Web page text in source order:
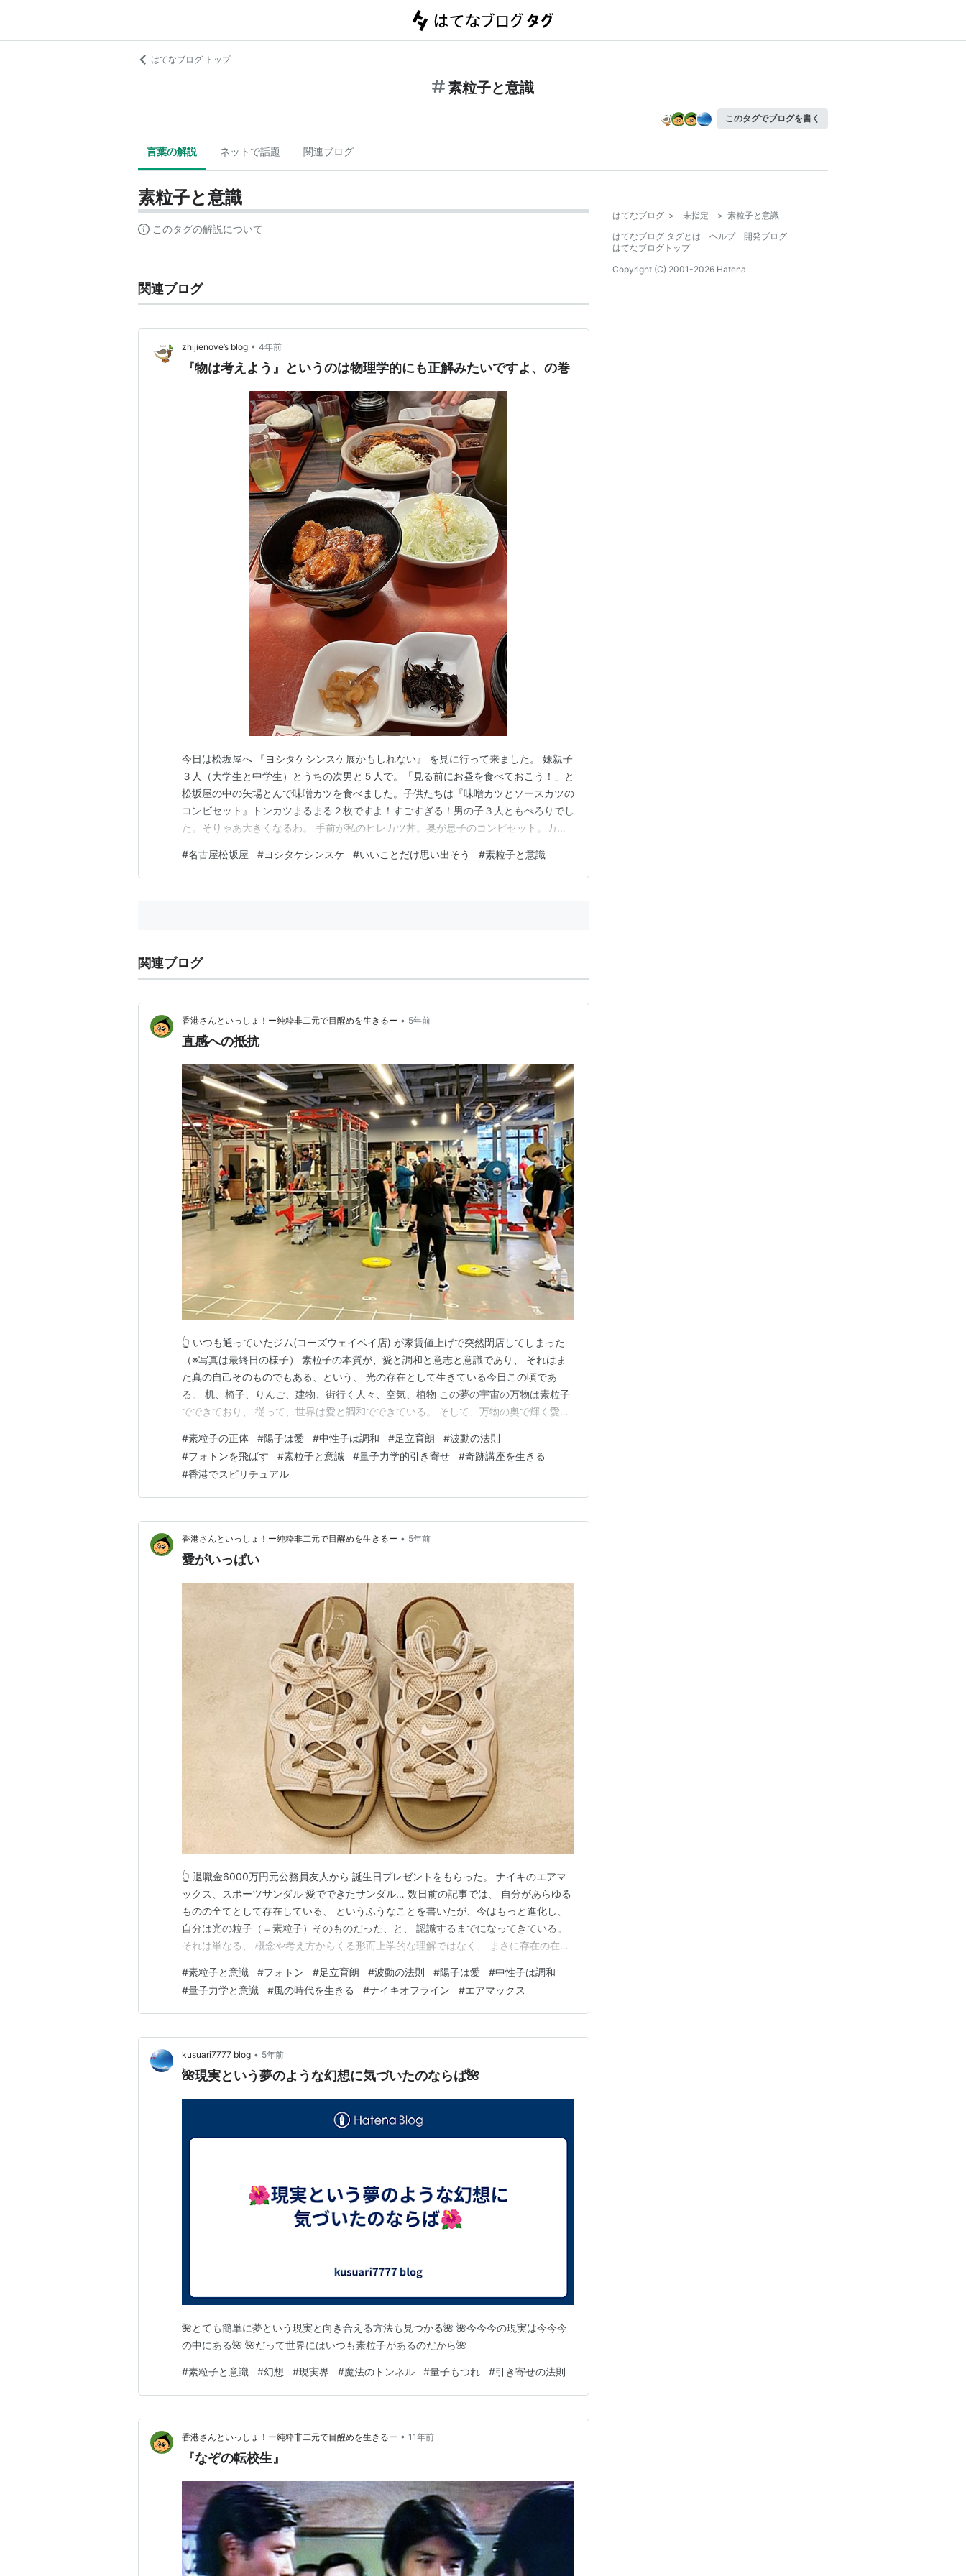
はてなブログ トップ
素粒子と意識
このタグでブログを書く
言葉の解説 ネットで話題 関連ブログ
素粒子と意識
このタグの解説について
関連ブログ
zhijienove’s blog • 4年前
『物は考えよう』というのは物理学的にも正解みたいですよ、の巻
今日は松坂屋へ 『ヨシタケシンスケ展かもしれない』 を見に行って来ました。 妹親子
３人（大学生と中学生）とうちの次男と５人で。「見る前にお昼を食べておこう！」と
松坂屋の中の矢場とんで味噌カツを食べました。子供たちは『味噌カツとソースカツの
コンビセット』トンカツまるまる２枚ですよ！すごすぎる！男の子３人ともぺろりでし
た。そりゃあ大きくなるわ。 手前が私のヒレカツ丼。奥が息子のコンビセット。カツ
噌カツです。それでも結構お腹いっぱい。そして美味しかったです〜。 味噌カツ、最
高！ 私が名古屋に来て初めて食べた名古屋メシも味噌…
#名古屋松坂屋 #ヨシタケシンスケ #いいことだけ思い出そう #素粒子と意識
関連ブログ
香港さんといっしょ！ー純粋非二元で目醒めを生きるー • 5年前
直感への抵抗
👆 いつも通っていたジム(コーズウェイベイ店) が家賃値上げで突然閉店してしまった
（※写真は最終日の様子） 素粒子の本質が、愛と調和と意志と意識であり、 それはま
た真の自己そのものでもある、という、 光の存在として生きている今日この頃であ
る。 机、椅子、りんご、建物、街行く人々、空気、植物 この夢の宇宙の万物は素粒子
でできており、 従って、世界は愛と調和でできている。 そして、万物の奥で輝く愛と
クリスマスである。 今年もまあ、クリぼっちな僕なのだが、 こんなにも愛に満ちたク
リスマスは初めてだ。 自分が愛そのもので…
#素粒子の正体 #陽子は愛 #中性子は調和 #足立育朗 #波動の法則
#フォトンを飛ばす #素粒子と意識 #量子力学的引き寄せ #奇跡講座を生きる
#香港でスピリチュアル
香港さんといっしょ！ー純粋非二元で目醒めを生きるー • 5年前
愛がいっぱい
👆 退職金6000万円元公務員友人から 誕生日プレゼントをもらった。 ナイキのエアマ
ックス、スポーツサンダル 愛でできたサンダル… 数日前の記事では、 自分があらゆる
ものの全てとして存在している、 というふうなことを書いたが、今はもっと進化し、
自分は光の粒子（＝素粒子）そのものだった、と、 認識するまでになってきている。
それは単なる、 概念や考え方からくる形而上学的な理解ではなく、 まさに存在の在り
えてくると、 物質世界のことは自由自在にどうにでもできる、 という感覚が強くなっ
てくる。 例えば、こんなテーブルが…
#素粒子と意識 #フォトン #足立育朗 #波動の法則 #陽子は愛 #中性子は調和
#量子力学と意識 #風の時代を生きる #ナイキオフライン #エアマックス
kusuari7777 blog • 5年前
🌺現実という夢のような幻想に気づいたのならば🌺
🌺とても簡単に夢という現実と向き合える方法も見つかる🌺 🌺今今今の現実は今今今
の中にある🌺 🌺だって世界にはいつも素粒子があるのだから🌺
#素粒子と意識 #幻想 #現実界 #魔法のトンネル #量子もつれ #引き寄せの法則
香港さんといっしょ！ー純粋非二元で目醒めを生きるー • 11年前
『なぞの転校生』
はてなブログ > 未指定 > 素粒子と意識
はてなブログ タグとは
ヘルプ
開発ブログ
はてなブログトップ
Copyright (C) 2001-2026 Hatena.